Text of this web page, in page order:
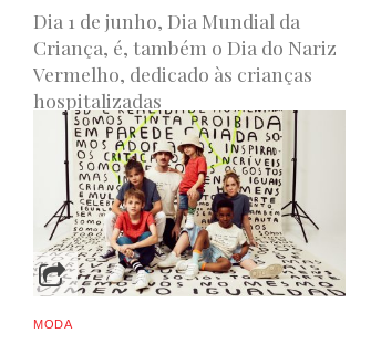
Dia 1 de junho, Dia Mundial da
Criança, é, também o Dia do Nariz
Vermelho, dedicado às crianças
hospitalizadas
ANA ALMEIDA PIRES MAIO 16, 2023
MODA